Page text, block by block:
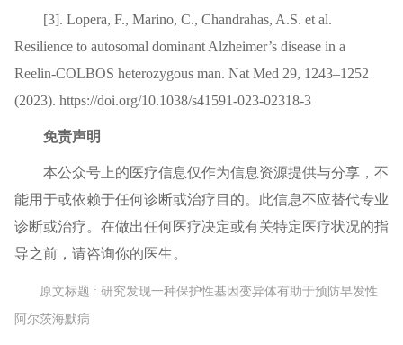
[3]. Lopera, F., Marino, C., Chandrahas, A.S. et al.
Resilience to autosomal dominant Alzheimer’s disease in a
Reelin-COLBOS heterozygous man. Nat Med 29, 1243–1252
(2023). https://doi.org/10.1038/s41591-023-02318-3
免责声明
本公众号上的医疗信息仅作为信息资源提供与分享，不
能用于或依赖于任何诊断或治疗目的。此信息不应替代专业
诊断或治疗。在做出任何医疗决定或有关特定医疗状况的指
导之前，请咨询你的医生。
原文标题 : 研究发现一种保护性基因变异体有助于预防早发性
阿尔茨海默病